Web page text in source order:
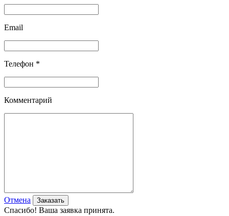
Email
Телефон *
Комментарий
Отмена
Спасибо! Ваша заявка принята.